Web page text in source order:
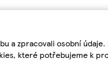
a zpracovali osobní
které potřebujeme k